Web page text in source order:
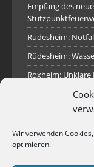
Wir verwenden
optimieren.
Empfang des
Rüdesheim:
Rüdesheim:
Roxheim:
Sprendlingen:
Sprendlingen
Rüdesheim: